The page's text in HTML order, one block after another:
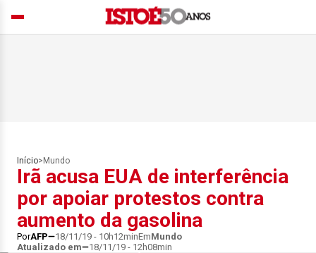
Início> Mundo
Irã acusa EUA de interferência
por apoiar protestos contra
aumento da gasolina
PorAFP 18/11/19 - 10h12minEmMundo
Atualizado em
18/11/19 - 12h08min